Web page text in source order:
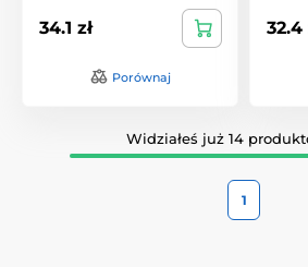
34.1 zł
Porównaj
32.4
Widziałeś już 14
1